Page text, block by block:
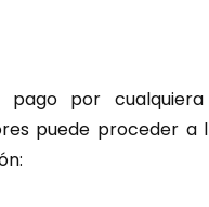
pago por
puede proceder a